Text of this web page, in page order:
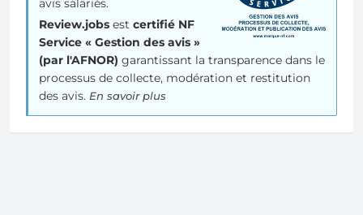
avis salariés.
Review.jobs est certifié NF
Service « Gestion des avis »
(par l'AFNOR) garantissant la transparence dans le
processus de collecte, modération et restitution
des avis. En savoir plus